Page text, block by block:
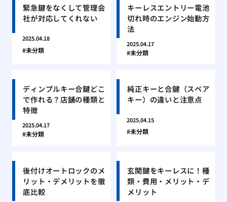
緊急鍵をなくして管理会
社が対応してくれない
2025.04.18
未分類
キーレスエントリー電池
切れ時のエンジン始動方
法
2025.04.17
未分類
ディンプルキー合鍵どこ
で作れる？店舗の種類と
特徴
2025.04.17
未分類
純正キーと合鍵（スペア
キー）の違いと注意点
2025.04.15
未分類
後付けオートロックのメ
リット・デメリットを徹
底比較
玄関鍵をキーレスに！種
類・費用・メリット・デ
メリット